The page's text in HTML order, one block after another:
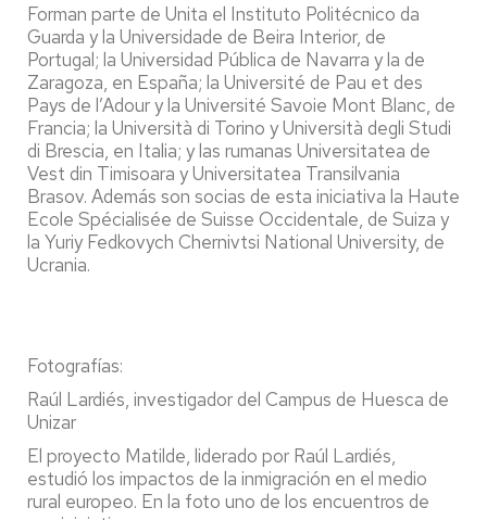
Forman parte de Unita el Instituto Politécnico da
Guarda y la Universidade de Beira Interior, de
Portugal; la Universidad Pública de Navarra y la de
Zaragoza, en España; la Université de Pau et des
Pays de l’Adour y la Université Savoie Mont Blanc, de
Francia; la Università di Torino y Università degli Studi
di Brescia, en Italia; y las rumanas Universitatea de
Vest din Timisoara y Universitatea Transilvania
Brasov. Además son socias de esta iniciativa la Haute
Ecole Spécialisée de Suisse Occidentale, de Suiza y
la Yuriy Fedkovych Chernivtsi National University, de
Ucrania.
Fotografías:
Raúl Lardiés, investigador del Campus de Huesca de
Unizar
El proyecto Matilde, liderado por Raúl Lardiés,
estudió los impactos de la inmigración en el medio
rural europeo. En la foto uno de los encuentros de